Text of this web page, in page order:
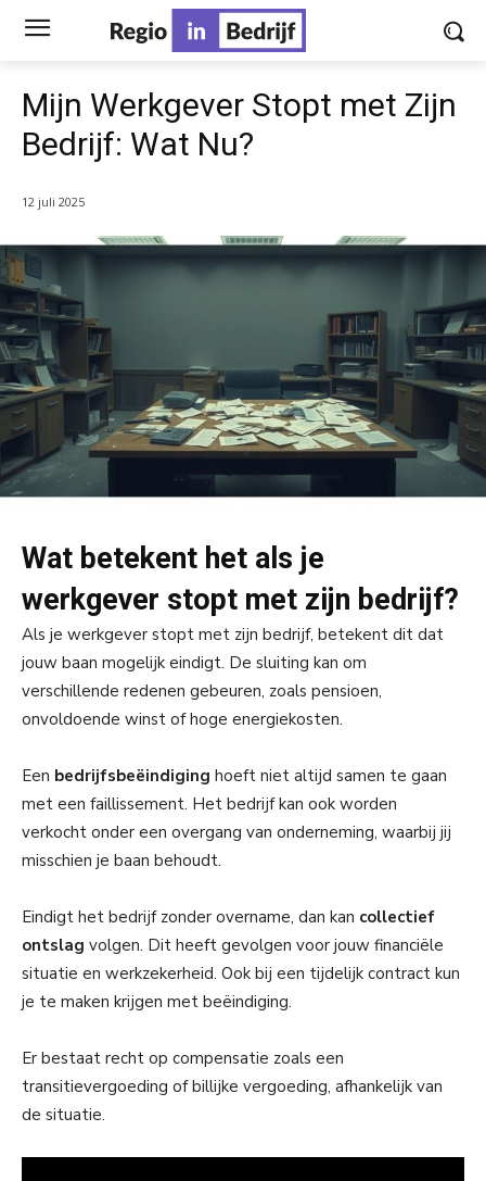
Mijn Werkgever Stopt met Zijn
Bedrijf: Wat Nu?
12 juli 2025
Wat betekent het als je
werkgever stopt met zijn bedrijf?
Als je werkgever stopt met zijn bedrijf, betekent dit dat
jouw baan mogelijk eindigt. De sluiting kan om
verschillende redenen gebeuren, zoals pensioen,
onvoldoende winst of hoge energiekosten.
Een bedrijfsbeëindiging hoeft niet altijd samen te gaan
met een faillissement. Het bedrijf kan ook worden
verkocht onder een overgang van onderneming, waarbij jij
misschien je baan behoudt.
Eindigt het bedrijf zonder overname, dan kan collectief
ontslag volgen. Dit heeft gevolgen voor jouw financiële
situatie en werkzekerheid. Ook bij een tijdelijk contract kun
je te maken krijgen met beëindiging.
Er bestaat recht op compensatie zoals een
transitievergoeding of billijke vergoeding, afhankelijk van
de situatie.